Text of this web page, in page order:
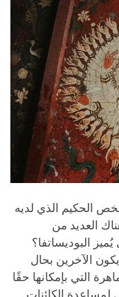
الحكيم الذي لديه
العديد من
يُميز البوديساتفا؟
الآخرين بحال
التي بإمكانها حقًا